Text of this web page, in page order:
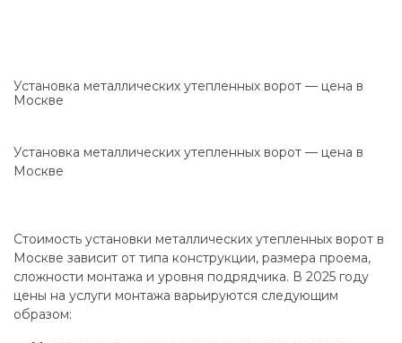
Установка металлических утепленных ворот — цена в
Москве
Установка металлических утепленных ворот — цена в
Москве
Стоимость установки металлических утепленных ворот в
Москве зависит от типа конструкции, размера проема,
сложности монтажа и уровня подрядчика. В 2025 году
цены на услуги монтажа варьируются следующим
образом: